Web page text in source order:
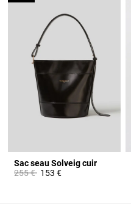
Sac seau Solveig cuir
Prix réduit à partir de
255 €à153 €